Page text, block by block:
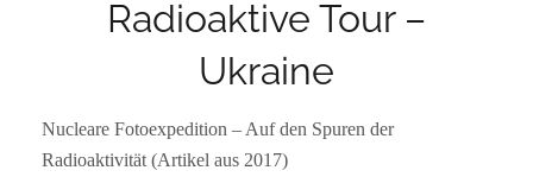
Radioaktive Tour –
Ukraine
Nucleare Fotoexpedition – Auf den Spuren der
Radioaktivität (Artikel aus 2017)